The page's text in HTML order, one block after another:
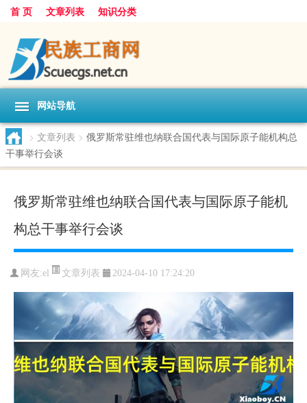
首 页 文章列表 知识分类
网站导航
> 文章列表 > 俄罗斯常驻维也纳联合国代表与国际原子能机构总
干事举行会谈
俄罗斯常驻维也纳联合国代表与国际原子能机
构总干事举行会谈
网友:el 文章列表 2024-04-10 17:24:20